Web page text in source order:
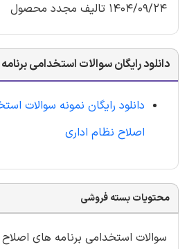
1404/09/24 تالیف مجدد محصول
دانلود رایگان سوالات استخدامی
دانلود رایگان نمونه سوالات
اصلاح نظام اداری
محتویات بسته فروشی